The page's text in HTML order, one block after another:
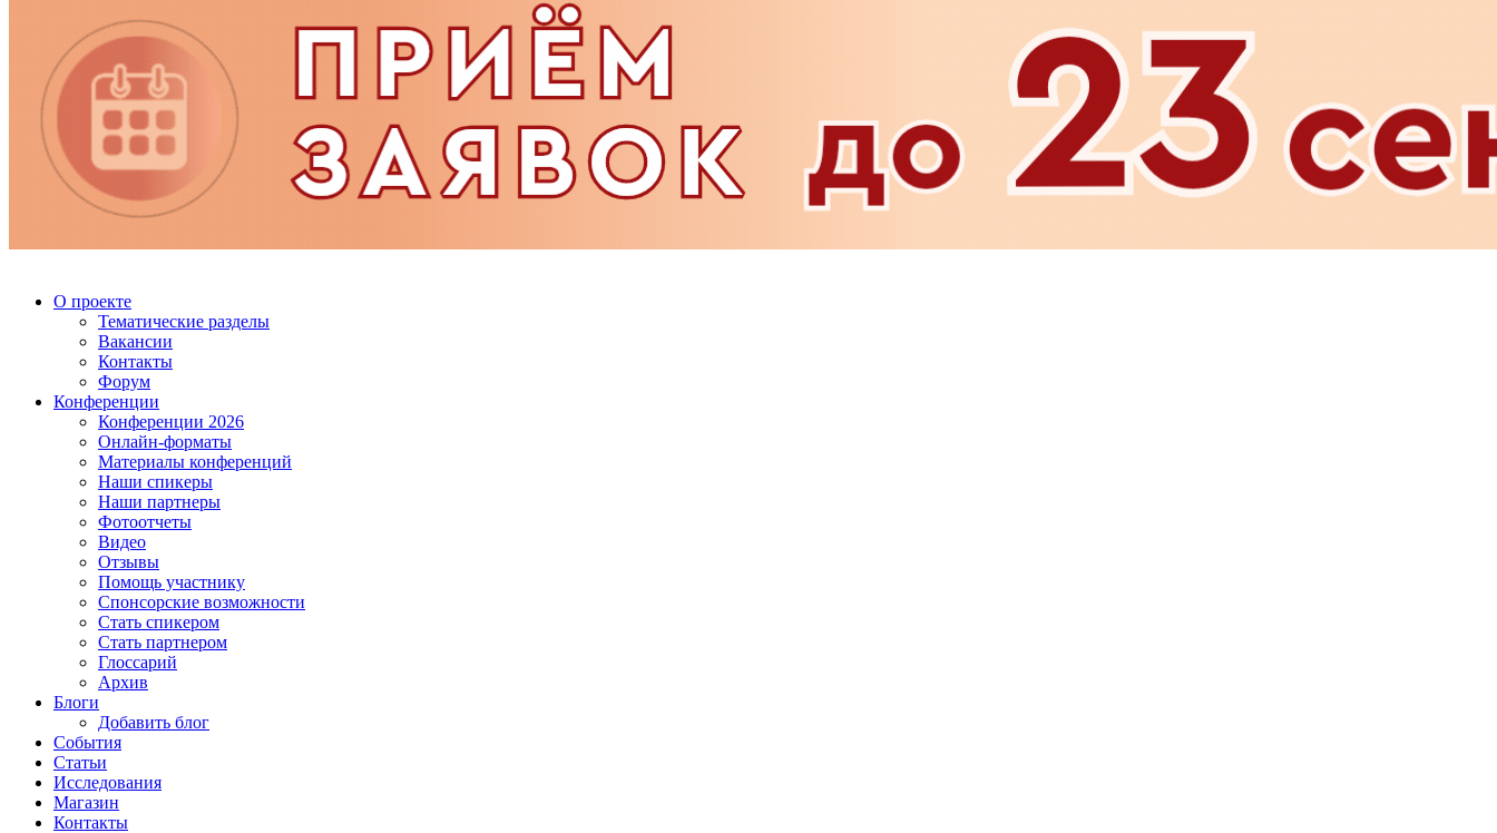
О проекте
Тематические разделы
Вакансии
Контакты
Форум
Конференции
Конференции 2026
Онлайн-форматы
Материалы конференций
Наши спикеры
Наши партнеры
Фотоотчеты
Видео
Отзывы
Помощь участнику
Спонсорские возможности
Стать спикером
Стать партнером
Глоссарий
Архив
Блоги
Добавить блог
События
Статьи
Исследования
Магазин
Контакты